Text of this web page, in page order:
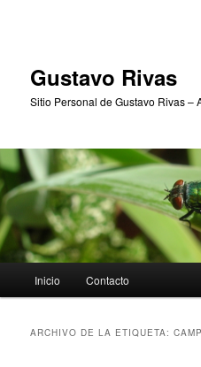
Gustavo Rivas
Sitio Personal de Gustavo Rivas –
principal
Inicio Contacto
ARCHIVO DE LA ETIQUETA: